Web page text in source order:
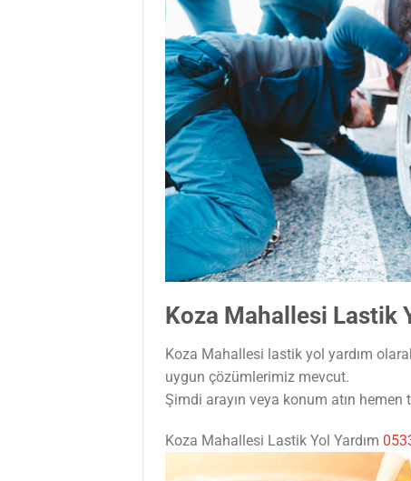
Koza Mahallesi Lastik
Koza Mahallesi lastik yol yardım
uygun çözümlerimiz mevcut.
Şimdi arayın veya konum atın hemen
Koza Mahallesi Lastik Yol Yardım